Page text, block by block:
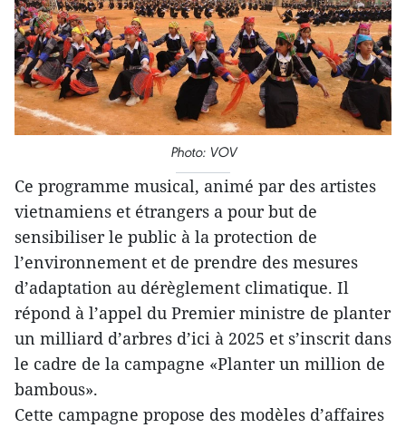
Photo: VOV
Ce programme musical, animé par des artistes
vietnamiens et étrangers a pour but de
sensibiliser le public à la protection de
l’environnement et de prendre des mesures
d’adaptation au dérèglement climatique. Il
répond à l’appel du Premier ministre de planter
un milliard d’arbres d’ici à 2025 et s’inscrit dans
le cadre de la campagne «Planter un million de
bambous».
Cette campagne propose des modèles d’affaires